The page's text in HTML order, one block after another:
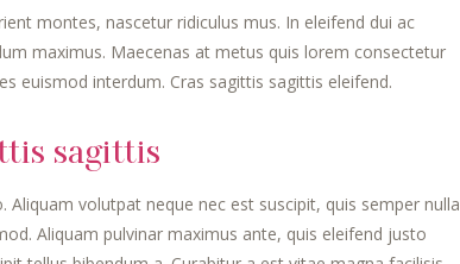
montes, nascetur ridiculus mus. In eleifend dui ac
maximus. Maecenas at metus quis lorem consectetur
euismod interdum. Cras sagittis sagittis eleifend.
sagittis
volutpat neque nec est suscipit, quis semper nulla
Aliquam pulvinar maximus ante, quis eleifend justo